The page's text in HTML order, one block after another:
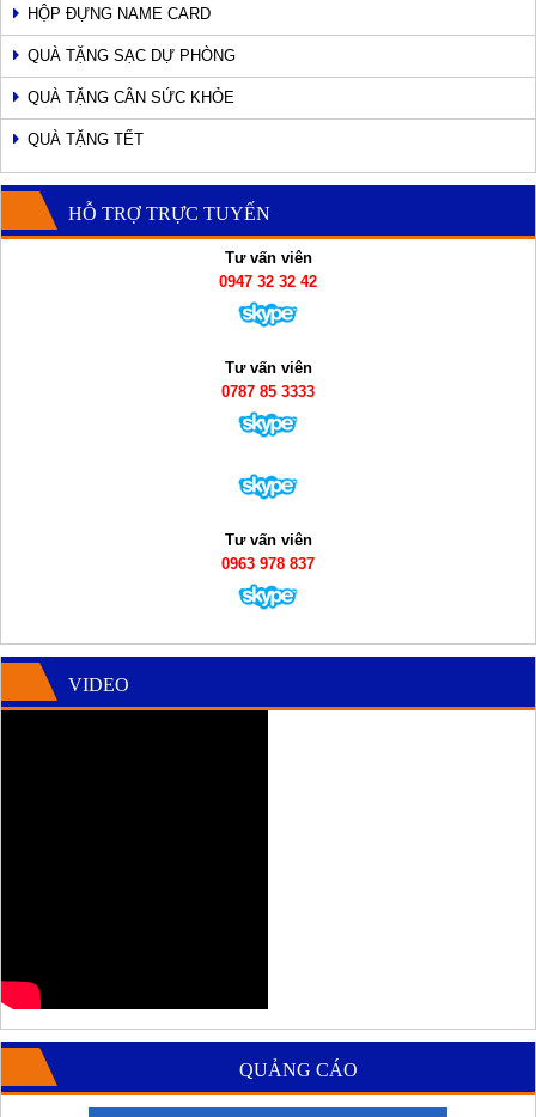
HỘP ĐỰNG NAME CARD
QUÀ TẶNG SẠC DỰ PHÒNG
QUÀ TẶNG CÂN SỨC KHỎE
QUÀ TẶNG TẾT
HỖ TRỢ TRỰC TUYẾN
Tư vấn viên
0947 32 32 42
Tư vấn viên
0787 85 3333
Tư vấn viên
0963 978 837
VIDEO
QUẢNG CÁO